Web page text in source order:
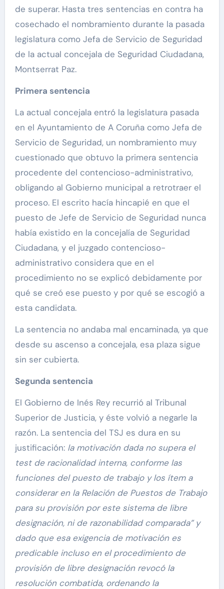
de superar. Hasta tres sentencias en contra ha
cosechado el nombramiento durante la pasada
legislatura como Jefa de Servicio de Seguridad
de la actual concejala de Seguridad Ciudadana,
Montserrat Paz.
Primera sentencia
La actual concejala entró la legislatura pasada
en el Ayuntamiento de A Coruña como Jefa de
Servicio de Seguridad, un nombramiento muy
cuestionado que obtuvo la primera sentencia
procedente del contencioso-administrativo,
obligando al Gobierno municipal a retrotraer el
proceso. El escrito hacía hincapié en que el
puesto de Jefe de Servicio de Seguridad nunca
había existido en la concejalía de Seguridad
Ciudadana, y el juzgado contencioso-
administrativo considera que en el
procedimiento no se explicó debidamente por
qué se creó ese puesto y por qué se escogió a
esta candidata.
La sentencia no andaba mal encaminada, ya que
desde su ascenso a concejala, esa plaza sigue
sin ser cubierta.
Segunda sentencia
El Gobierno de Inés Rey recurrió al Tribunal
Superior de Justicia, y éste volvió a negarle la
razón. La sentencia del TSJ es dura en su
justificación: la motivación dada no supera el
test de racionalidad interna, conforme las
funciones del puesto de trabajo y los ítem a
considerar en la Relación de Puestos de Trabajo
para su provisión por este sistema de libre
designación, ni de razonabilidad comparada” y
dado que esa exigencia de motivación es
predicable incluso en el procedimiento de
provisión de libre designación revocó la
resolución combatida, ordenando la